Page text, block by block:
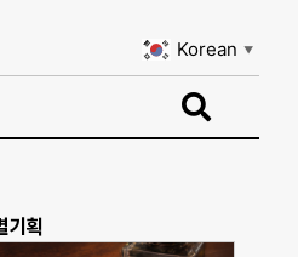
Korean ▼
기획